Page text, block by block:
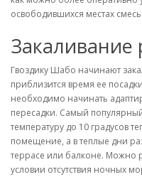
освободившихся местах
Закаливание
Гвоздику Шабо начинают
приблизится время ее
необходимо начинать
пересадки. Самый
температуру до 10 градусов
помещение, а в теплые дни
террасе или балконе. Можно
условии отсутствия ночных